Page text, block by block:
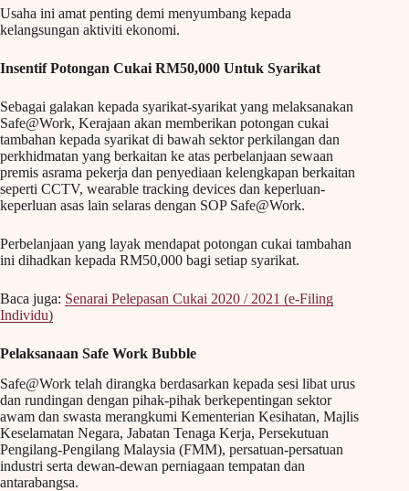
Usaha ini amat penting demi menyumbang kepada
kelangsungan aktiviti ekonomi.
Insentif Potongan Cukai RM50,000 Untuk Syarikat
Sebagai galakan kepada syarikat-syarikat yang melaksanakan
Safe@Work, Kerajaan akan memberikan potongan cukai
tambahan kepada syarikat di bawah sektor perkilangan dan
perkhidmatan yang berkaitan ke atas perbelanjaan sewaan
premis asrama pekerja dan penyediaan kelengkapan berkaitan
seperti CCTV, wearable tracking devices dan keperluan-
keperluan asas lain selaras dengan SOP Safe@Work.
Perbelanjaan yang layak mendapat potongan cukai tambahan
ini dihadkan kepada RM50,000 bagi setiap syarikat.
Baca juga: Senarai Pelepasan Cukai 2020 / 2021 (e-Filing
Individu)
Pelaksanaan Safe Work Bubble
Safe@Work telah dirangka berdasarkan kepada sesi libat urus
dan rundingan dengan pihak-pihak berkepentingan sektor
awam dan swasta merangkumi Kementerian Kesihatan, Majlis
Keselamatan Negara, Jabatan Tenaga Kerja, Persekutuan
Pengilang-Pengilang Malaysia (FMM), persatuan-persatuan
industri serta dewan-dewan perniagaan tempatan dan
antarabangsa.